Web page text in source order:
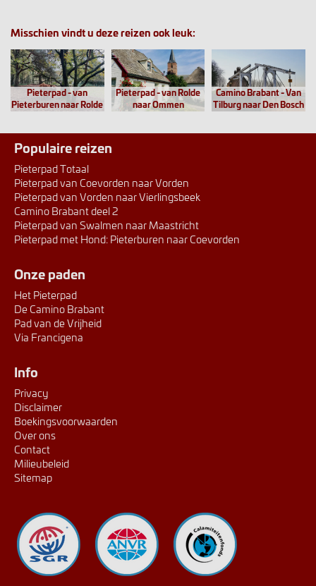
Misschien vindt u deze reizen ook leuk:
Pieterpad - van
Pieterburen naar Rolde
Pieterpad - van Rolde
naar Ommen
Camino Brabant - Van
Tilburg naar Den Bosch
Populaire reizen
Pieterpad Totaal
Pieterpad van Coevorden naar Vorden
Pieterpad van Vorden naar Vierlingsbeek
Camino Brabant deel 2
Pieterpad van Swalmen naar Maastricht
Pieterpad met Hond: Pieterburen naar Coevorden
Onze paden
Het Pieterpad
De Camino Brabant
Pad van de Vrijheid
Via Francigena
Info
Privacy
Disclaimer
Boekingsvoorwaarden
Over ons
Contact
Milieubeleid
Sitemap